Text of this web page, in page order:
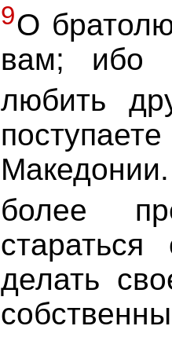
9О
вам; ибо
любить
более
делать